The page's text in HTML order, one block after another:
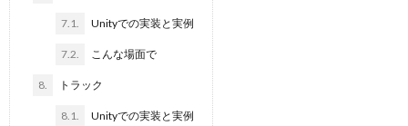
7.1. Unityでの実装と実例
7.2. こんな場面で
8. トラック
8.1. Unityでの実装と実例